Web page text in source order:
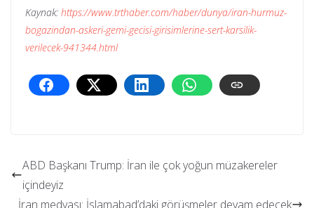
Kaynak: https://www.trthaber.com/haber/dunya/iran-hurmuz-
bogazindan-askeri-gemi-gecisi-girisimlerine-sert-karsilik-
verilecek-941344.html
ABD Başkanı Trump: İran ile çok yoğun müzakereler
içindeyiz
İran medyası: İslamabad’daki görüşmeler devam edecek